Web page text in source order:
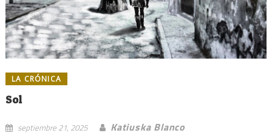
LA CRÓNICA
Sol
septiembre 21, 2025
Katiuska Blanco